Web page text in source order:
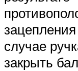
случае
закрыть